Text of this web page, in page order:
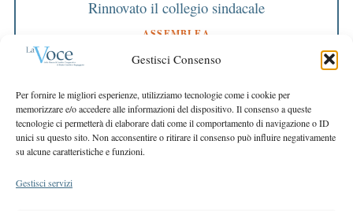
Gestisci Consenso
Per fornire le migliori esperienze, utilizziamo tecnologie come i cookie per
memorizzare e/o accedere alle informazioni del dispositivo. Il consenso a queste
tecnologie ci permetterà di elaborare dati come il comportamento di navigazione o ID
unici su questo sito. Non acconsentire o ritirare il consenso può influire negativamente
su alcune caratteristiche e funzioni.
Gestisci servizi
Rinnovato il collegio sindacale
ASSEMBLEA
Bilancio approvato all’unanimità e 2 milioni
destinati al territorio
EDITORIALE DIRETTORE
Crescere restando riconoscibili
EDITORIALE PRESIDENTE
Costruire futuro insieme